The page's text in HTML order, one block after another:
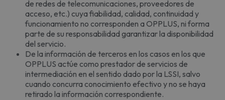
de redes de telecomunicaciones, proveedores de
acceso, etc.) cuya fiabilidad, calidad, continuidad y
funcionamiento no corresponden a OPPLUS, ni forma
parte de su responsabilidad garantizar la disponibilidad
del servicio.
De la información de terceros en los casos en los que
OPPLUS actúe como prestador de servicios de
intermediación en el sentido dado por la LSSI, salvo
cuando concurra conocimiento efectivo y no se haya
retirado la información correspondiente.